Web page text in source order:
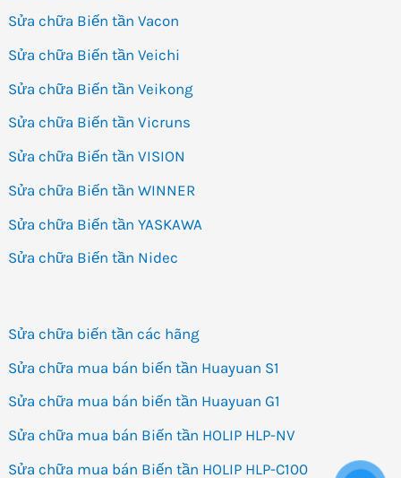
Sửa chữa Biến tần Vacon
Sửa chữa Biến tần Veichi
Sửa chữa Biến tần Veikong
Sửa chữa Biến tần Vicruns
Sửa chữa Biến tần VISION
Sửa chữa Biến tần WINNER
Sửa chữa Biến tần YASKAWA
Sửa chữa Biến tần Nidec
Sửa chữa biến tần các hãng
Sửa chữa mua bán biến tần Huayuan S1
Sửa chữa mua bán biến tần Huayuan G1
Sửa chữa mua bán Biến tần HOLIP HLP-NV
Sửa chữa mua bán Biến tần HOLIP HLP-C100